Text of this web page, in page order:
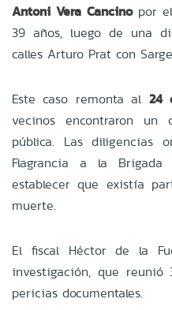
Antoni Vera Cancinopor el
39 años, luego de una
calles Arturo Prat con
Este caso remonta al 24
vecinos encontraron
pública. Las diligencias
Flagrancia a la Brigada
establecer que existía
muerte.
El fiscal Héctor de la
investigación, que
pericias documentales.